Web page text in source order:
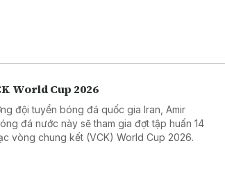
World Cup 2026
đội tuyển bóng đá quốc gia Iran, Amir
đá nước này sẽ tham gia đợt tập huấn 14
vòng chung kết (VCK) World Cup 2026.